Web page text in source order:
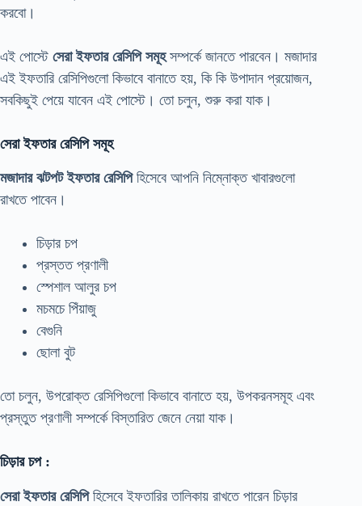
করবো।
এই পোস্টে সেরা ইফতার রেসিপি সমূহসম্পর্কে জানতে পারবেন। মজাদার
এই ইফতারি রেসিপিগুলো কিভাবে বানাতে হয়, কি কি উপাদান প্রয়োজন,
সবকিছুই পেয়ে যাবেন এই পোস্টে। তো চলুন, শুরু করা যাক।
সেরা ইফতার রেসিপি সমূহ
মজাদার ঝটপট ইফতার রেসিপিহিসেবে আপনি নিম্নোক্ত খাবারগুলো
রাখতে পাবেন।
চিড়ার চপ
প্রস্তত প্রণালী
স্পেশাল আলুর চপ
মচমচে পিঁয়াজু
বেগুনি
ছোলা বুট
তো চলুন, উপরোক্ত রেসিপিগুলো কিভাবে বানাতে হয়, উপকরনসমূহ এবং
প্রস্তুত প্রণালী সম্পর্কে বিস্তারিত জেনে নেয়া যাক।
চিড়ার চপ :
সেরা ইফতার রেসিপিহিসেবে ইফতারির তালিকায় রাখতে পারেন চিড়ার